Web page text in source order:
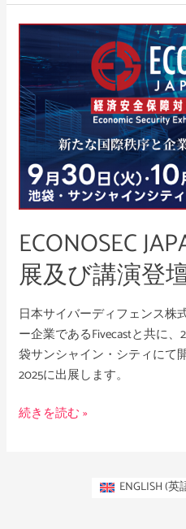
対
応
「す
き
事/
す
べ
き
で
な
い
事」
ECONOSEC
展及び講演登
日本サイバーディフェンス株
ー企業であるFivecastと共に
袋サンシャイン・シティにて
2025に出展します。
ECONOSEC
JAPAN
2025
へ
の
出
及
び
講
演
登
壇
続きを読む »
ENGLISH(英